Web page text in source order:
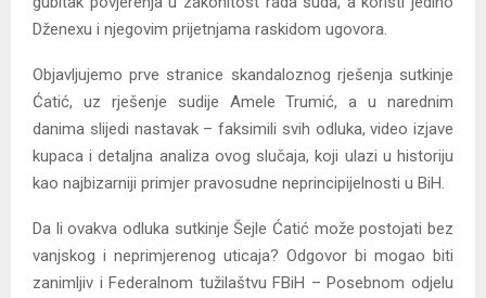
Dženexu i njegovim prijetnjama raskidom ugovora.
Objavljujemo prve stranice skandaloznog rješenja sutkinje
Ćatić, uz rješenje sudije Amele Trumić, a u narednim
danima slijedi nastavak – faksimili svih odluka, video izjave
kupaca i detaljna analiza ovog slučaja, koji ulazi u historiju
kao najbizarniji primjer pravosudne neprincipijelnosti u BiH.
Da li ovakva odluka sutkinje Šejle Ćatić može postojati bez
vanjskog i neprimjerenog uticaja? Odgovor bi mogao biti
zanimljiv i Federalnom tužilaštvu FBiH – Posebnom odjelu